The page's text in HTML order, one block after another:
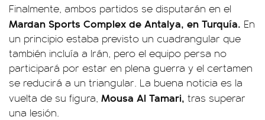
Finalmente, ambos partidos se disputarán en el
Mardan Sports Complex de Antalya, en Turquía. En
un principio estaba previsto un cuadrangular que
también incluía a Irán, pero el equipo persa no
participará por estar en plena guerra y el certamen
se reducirá a un triangular. La buena noticia es la
vuelta de su figura, Mousa Al Tamari, tras superar
una lesión.